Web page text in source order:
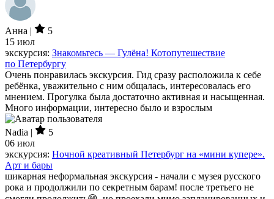
Анна |
5
15 июл
экскурсия: Знакомьтесь — Гулёна! Котопутешествие
по Петербургу
Очень понравилась экскурсия. Гид сразу расположила к себе
ребёнка, уважительно с ним общалась, интересовалась его
мнением. Прогулка была достаточно активная и насыщенная.
Много информации, интересно было и взрослым
Nadia |
5
06 июл
экскурсия: Ночной креативный Петербург на «мини купере».
Арт и бары
шикарная неформальная экскурсия - начали с музея русского
рока и продолжили по секретным барам! после третьего не